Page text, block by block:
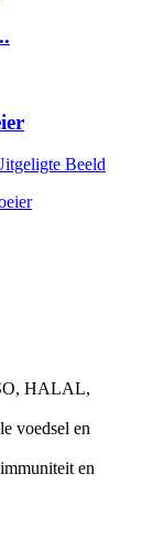
HALAL,
voedsel en
en